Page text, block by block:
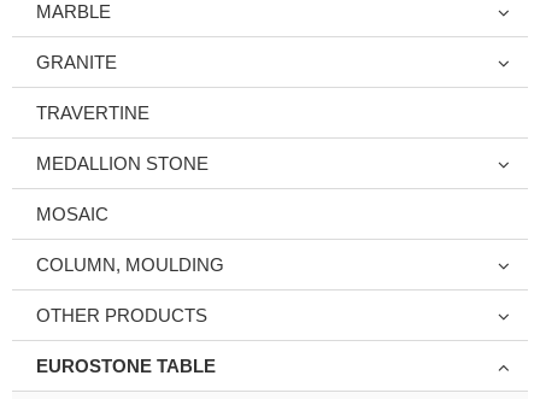
MARBLE
GRANITE
TRAVERTINE
MEDALLION STONE
MOSAIC
COLUMN, MOULDING
OTHER PRODUCTS
EUROSTONE TABLE